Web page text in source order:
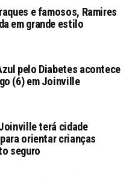
e famosos, Ramires
em grande estilo
pelo Diabetes acontece
(6) em Joinville
terá cidade
orientar crianças
seguro